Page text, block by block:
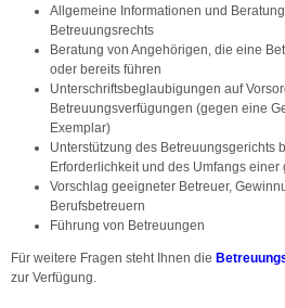
Allgemeine Informationen und
Betreuungsrechts
Beratung von Angehörigen, die eine
oder bereits führen
Unterschriftsbeglaubigungen auf
Betreuungsverfügungen (gegen eine
Exemplar)
Unterstützung des Betreuungsgerichts
Erforderlichkeit und des Umfangs
Vorschlag geeigneter Betreuer,
Berufsbetreuern
Führung von Betreuungen
Für weitere Fragen steht Ihnen die
zur Verfügung.